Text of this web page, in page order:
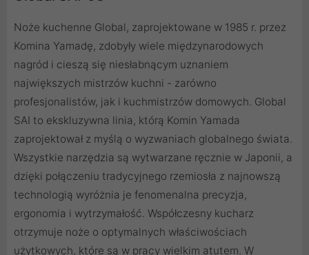
Noże kuchenne Global, zaprojektowane w 1985 r. przez
Komina Yamadę, zdobyły wiele międzynarodowych
nagród i cieszą się niesłabnącym uznaniem
największych mistrzów kuchni - zarówno
profesjonalistów, jak i kuchmistrzów domowych. Global
SAI to ekskluzywna linia, którą Komin Yamada
zaprojektował z myślą o wyzwaniach globalnego świata.
Wszystkie narzędzia są wytwarzane ręcznie w Japonii, a
dzięki połączeniu tradycyjnego rzemiosła z najnowszą
technologią wyróżnia je fenomenalna precyzja,
ergonomia i wytrzymałość. Współczesny kucharz
otrzymuje noże o optymalnych właściwościach
użytkowych, które są w pracy wielkim atutem. W